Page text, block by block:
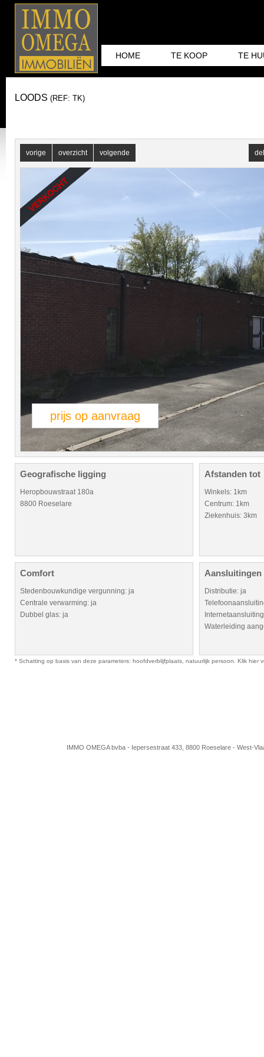
HOME TE KOOP TE
LOODS (REF: TK)
prijs op aanvraag
vorige overzicht volgende
Geografische ligging
Heropbouwstraat 180a
8800 Roeselare
Afstanden tot
Winkels: 1km
Centrum: 1km
Ziekenhuis: 3km
Comfort
Stedenbouwkundige vergunning: ja
Centrale verwarming: ja
Dubbel glas: ja
Aansluitingen
Distributie: ja
Waterleiding
* Schatting op basis van deze parameters: hoofdverblijfplaats, natuurlijk persoon. Klik hier
IMMO OMEGA bvba - Iepersestraat 433, 8800 Roeselare - West-